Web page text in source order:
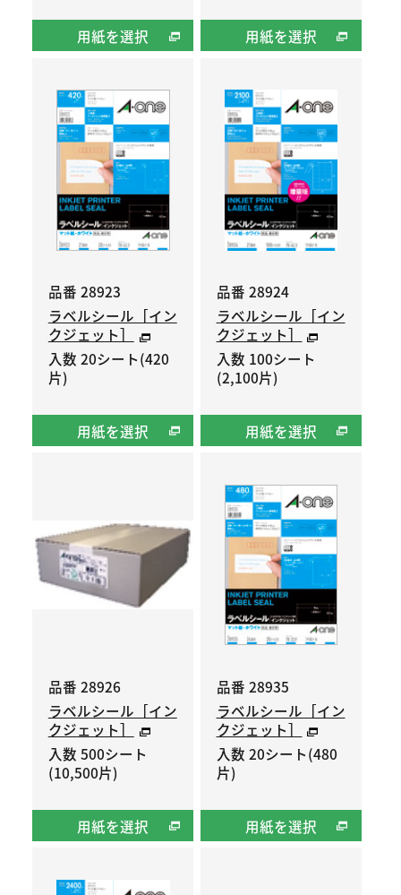
用紙を選択 用紙を選択
品番 28923
ラベルシール［イン
クジェット］
入数 20シート(420
片)
用紙を選択
品番 28924
ラベルシール［イン
クジェット］
入数 100シート
(2,100片)
用紙を選択
品番 28926
ラベルシール［イン
クジェット］
入数 500シート
(10,500片)
用紙を選択
品番 28935
ラベルシール［イン
クジェット］
入数 20シート(480
片)
用紙を選択